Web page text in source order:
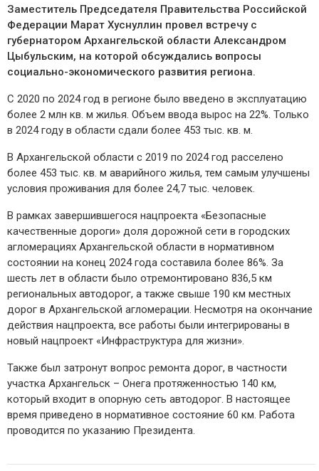
Заместитель Председателя Правительства Российской
Федерации Марат Хуснуллин провел встречу с
губернатором Архангельской области Александром
Цыбульским, на которой обсуждались вопросы
социально-экономического развития региона.
С 2020 по 2024 год в регионе было введено в эксплуатацию
более 2 млн кв. м жилья. Объем ввода вырос на 22%. Только
в 2024 году в области сдали более 453 тыс. кв. м.
В Архангельской области с 2019 по 2024 год расселено
более 453 тыс. кв. м аварийного жилья, тем самым улучшены
условия проживания для более 24,7 тыс. человек.
В рамках завершившегося нацпроекта «Безопасные
качественные дороги» доля дорожной сети в городских
агломерациях Архангельской области в нормативном
состоянии на конец 2024 года составила более 86%. За
шесть лет в области было отремонтировано 836,5 км
региональных автодорог, а также свыше 190 км местных
дорог в Архангельской агломерации. Несмотря на окончание
действия нацпроекта, все работы были интегрированы в
новый нацпроект «Инфраструктура для жизни».
Также был затронут вопрос ремонта дорог, в частности
участка Архангельск – Онега протяженностью 140 км,
который входит в опорную сеть автодорог. В настоящее
время приведено в нормативное состояние 60 км. Работа
проводится по указанию Президента.